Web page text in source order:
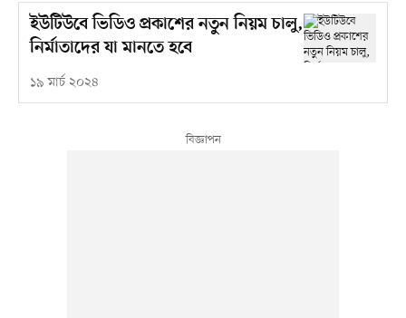
ইউটিউবে ভিডিও প্রকাশের নতুন নিয়ম চালু,
নির্মাতাদের যা মানতে হবে
১৯ মার্চ ২০২৪